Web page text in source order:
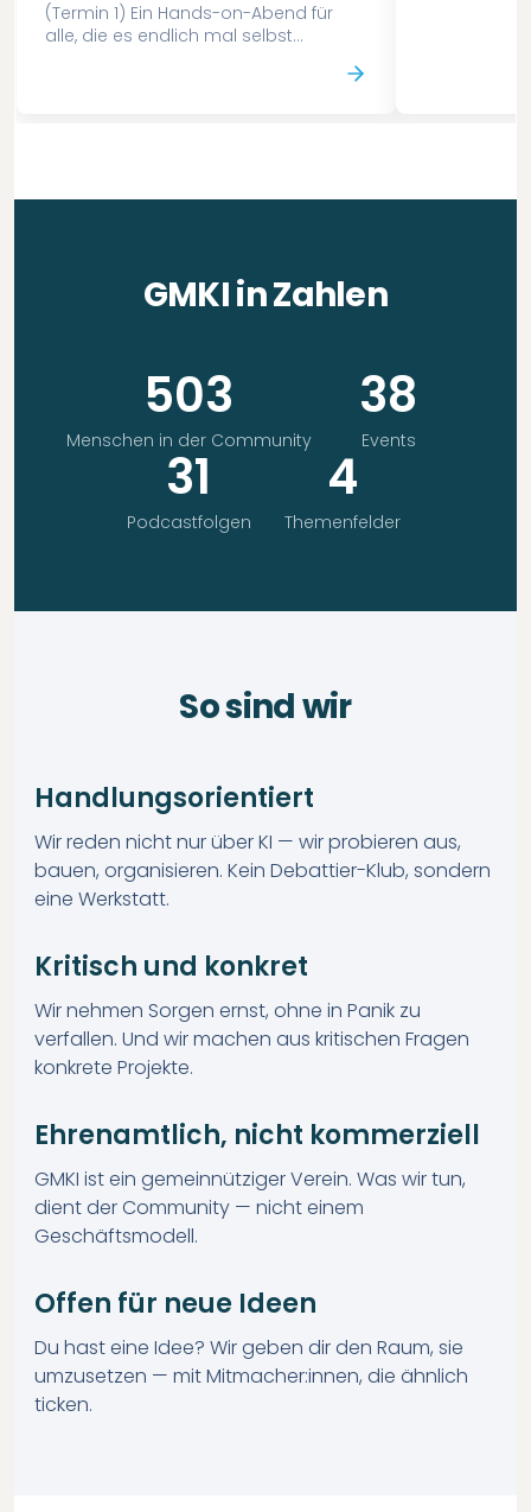
(Termin 1) Ein Hands-on-Abend für
alle, die es endlich mal selbst
GMKI in Zahlen
503
Menschen in der Community
38
Events
31
Podcastfolgen
4
Themenfelder
So sind wir
Handlungsorientiert
Wir reden nicht nur über KI — wir probieren aus,
bauen, organisieren. Kein Debattier-Klub, sondern
eine Werkstatt.
Kritisch und konkret
Wir nehmen Sorgen ernst, ohne in Panik zu
verfallen. Und wir machen aus kritischen Fragen
konkrete Projekte.
Ehrenamtlich, nicht kommerziell
GMKI ist ein gemeinnütziger Verein. Was wir tun,
dient der Community — nicht einem
Geschäftsmodell.
Offen für neue Ideen
Du hast eine Idee? Wir geben dir den Raum, sie
umzusetzen — mit Mitmacher:innen, die ähnlich
ticken.